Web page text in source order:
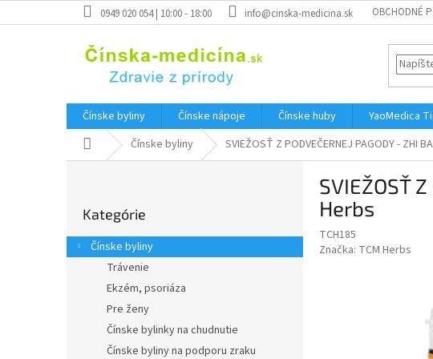
na
0949 020 054 | 10:00 - 18:00 info@cinska-medicina.sk OBCHODNÉ
Čínske byliny Čínske nápoje Čínske huby YaoMedica
Domov Čínske byliny SVIEŽOSŤ Z PODVEČERNEJ PAGODY - ZHI
ý
p
kategórie
Kategórie
Čínske byliny
Trávenie
Ekzém, psoriáza
Pre ženy
Čínske bylinky na chudnutie
Čínske byliny na podporu zraku
SVIEŽOSŤ
Herbs
TCH185
Značka: TCM Herbs